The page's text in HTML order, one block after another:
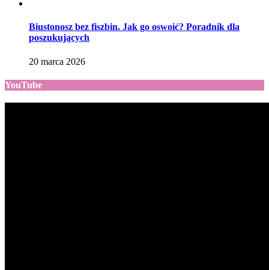
Biustonosz bez fiszbin. Jak go oswoić? Poradnik dla
poszukujących
20 marca 2026
YouTube